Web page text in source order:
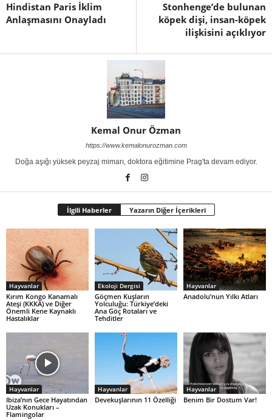
Hindistan Paris İklim
Anlaşmasını Onayladı
Stonhenge’de bulunan
köpek dişi, insan-köpek
ilişkisini açıklıyor
Kemal Onur Özman
https://www.kemalonurozman.com
Doğa aşığı yüksek peyzaj mimarı, doktora eğitimine Prag'ta devam ediyor.
İlgili Haberler Yazarın Diğer İçerikleri
Hayvanlar
Kırım Kongo Kanamalı
Ateşi (KKKA) ve Diğer
Önemli Kene Kaynaklı
Hastalıklar
Ekoloji Dergisi
Göçmen Kuşların
Yolculuğu: Türkiye’deki
Ana Göç Rotaları ve
Tehditler
Hayvanlar
Anadolu’nun Yılkı Atları
Hayvanlar
Ibiza’nın Gece Hayatından
Uzak Konukları –
Flamingolar
Hayvanlar
Devekuşlarının 11 Özelliği
Hayvanlar
Benim Bir Dostum Var!